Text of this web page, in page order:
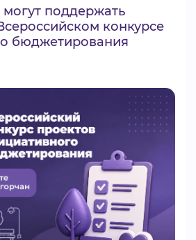
поддержать
конкурсе
бюджетирования